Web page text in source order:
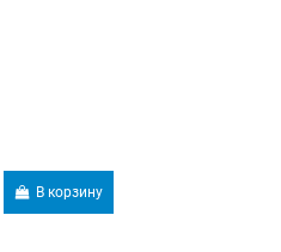
В корзину